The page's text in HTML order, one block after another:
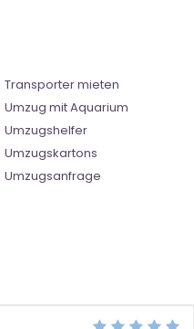
Transporter mieten
Umzug mit Aquarium
Umzugshelfer
Umzugskartons
Umzugsanfrage